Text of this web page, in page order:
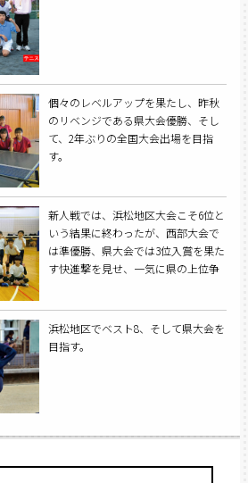
個々のレベルアップを果たし、昨秋
のリベンジである県大会優勝、そし
て、2年ぶりの全国大会出場を目指
す。
新人戦では、浜松地区大会こそ6位と
いう結果に終わったが、西部大会で
は準優勝、県大会では3位入賞を果た
す快進撃を見せ、一気に県の上位争
浜松地区でベスト8、そして県大会を
目指す。